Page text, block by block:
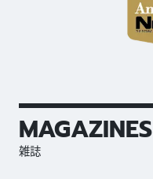
MAGAZINES
雑誌